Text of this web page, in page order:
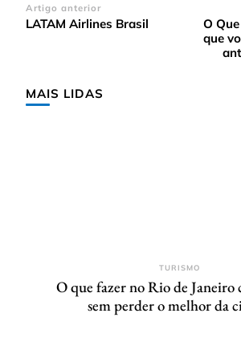
Navegação
de
Artigo anterior
LATAM Airlines Brasil
O
que
MAIS LIDAS
TURISMO
O que fazer no Rio de Janeiro
sem perder o melhor da